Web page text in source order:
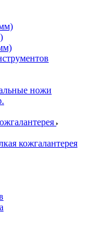
ножи
кожгалантерея